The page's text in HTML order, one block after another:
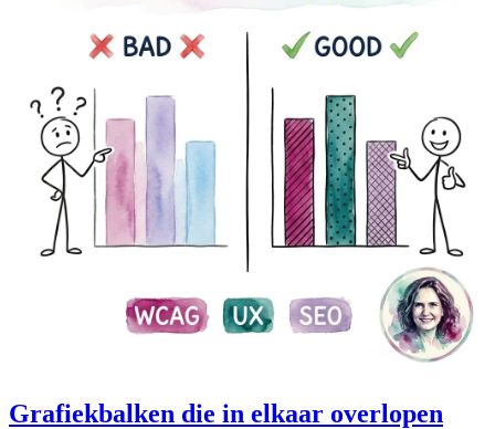
Grafiekbalken die in elkaar overlopen